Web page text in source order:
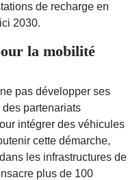
de recharge en
2030.
la mobilité
pas développer ses
partenariats
intégrer des véhicules
cette démarche,
les infrastructures de
plus de 100